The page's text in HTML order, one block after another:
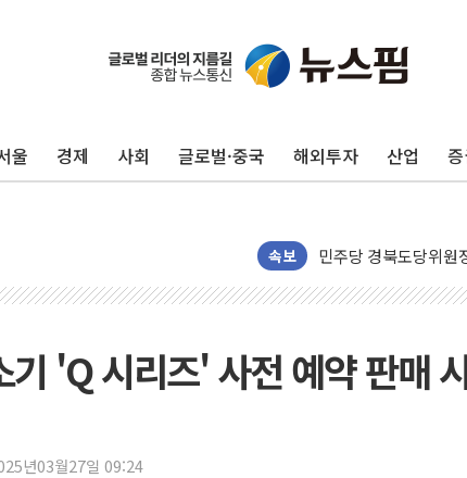
울 경제 사회 글로벌·중국 해외투자 산업
속보
125mm 폭우 쏟아진
평택 진위면 공장서
상주 낙동강 선착장
[종합] 김민석, 정청
인천서 말다툼 중 어
김민석, 강원·대구·
[속보] 민주, 경북 경
[속보] 민주, 대구 경
'Q 시리즈' 사전 예약 판매
년03월27일 09:24